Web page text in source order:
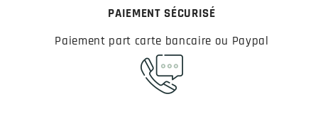
PAIEMENT SÉCURISÉ
Paiement part carte bancaire ou Paypal